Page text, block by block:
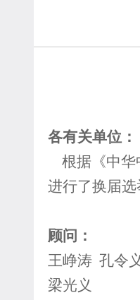
各有关单位：
根据《中华
进行了换届
顾问：
王峥涛 孔令
梁光义